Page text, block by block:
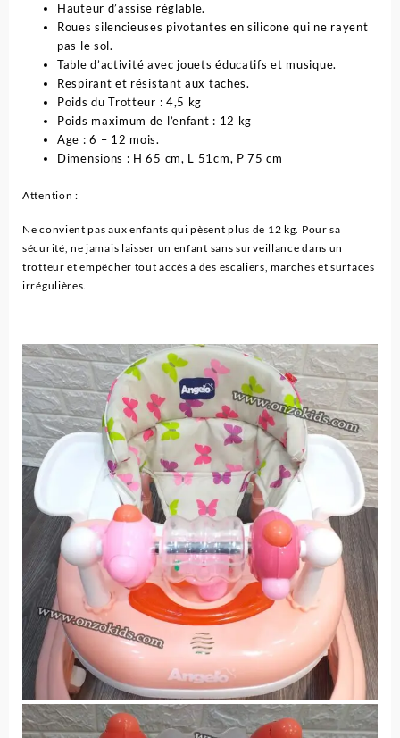
Hauteur d’assise réglable.
Roues silencieuses pivotantes en silicone qui ne rayent
pas le sol.
Table d’activité avec jouets éducatifs et musique.
Respirant et résistant aux taches.
Poids du Trotteur : 4,5 kg
Poids maximum de l’enfant : 12 kg
Age : 6 – 12 mois.
Dimensions : H 65 cm, L 51cm, P 75 cm
Attention :
Ne convient pas aux enfants qui pèsent plus de 12 kg. Pour sa
sécurité, ne jamais laisser un enfant sans surveillance dans un
trotteur et empêcher tout accès à des escaliers, marches et surfaces
irrégulières.